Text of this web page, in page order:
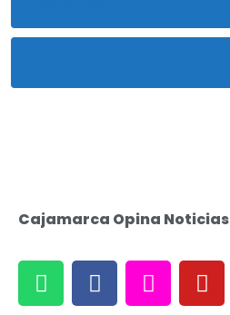
Cajamarca Opina Noticias